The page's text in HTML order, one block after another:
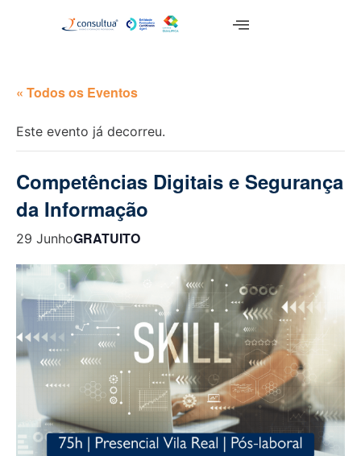
« Todos os Eventos
Este evento já decorreu.
Competências Digitais e Segurança
da Informação
29 JunhoGRATUITO